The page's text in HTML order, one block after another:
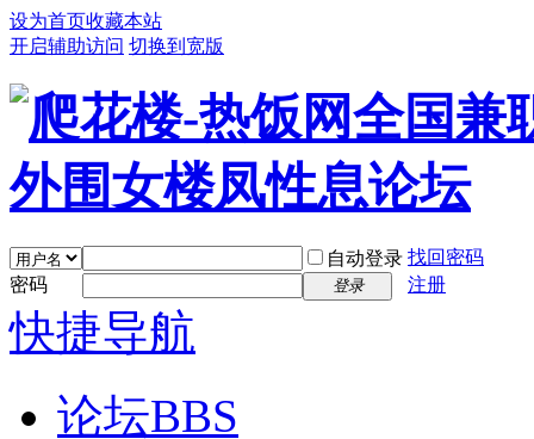
设为首页收藏本站
开启辅助访问 切换到宽版
自动登录 找回密码
密码
登录 注册
快捷导航
论坛BBS